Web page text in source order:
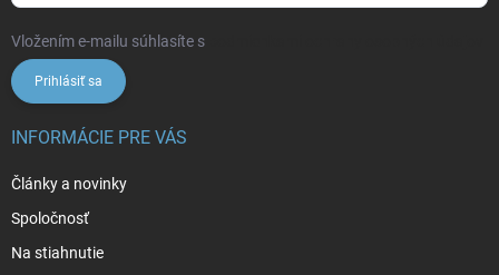
Vložením e-mailu súhlasíte s
Prihlásiť sa
INFORMÁCIE PRE VÁS
Články a novinky
Spoločnosť
Na stiahnutie